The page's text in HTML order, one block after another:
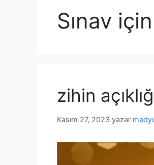
Sınav
zihin
Kasım 27, 2023 yazar